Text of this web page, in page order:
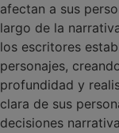
afectan a sus
largo de la
los escritores
personajes,
profundidad y
clara de sus
decisiones